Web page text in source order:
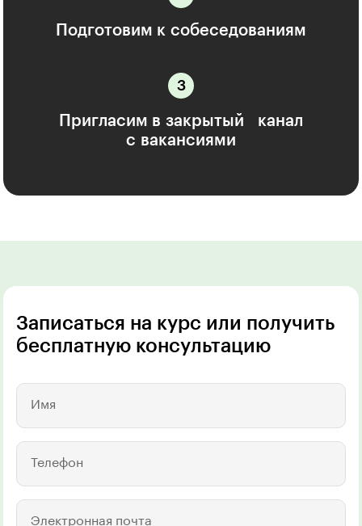
Подготовим к собеседованиям
Пригласим в закрытый канал
с вакансиями
Записаться на курс или получить
бесплатную консультацию
Имя
Телефон
Электронная почта